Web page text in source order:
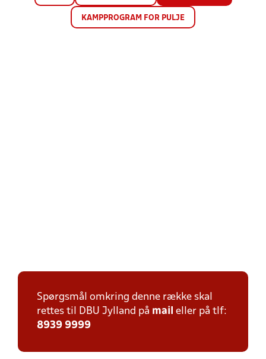
KAMPPROGRAM FOR PULJE
Spørgsmål omkring denne række skal
rettes til DBU Jylland på mail eller på tlf:
8939 9999